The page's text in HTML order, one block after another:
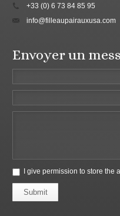
+33 (0) 6 73 84 85 95
info@filleaupairauxusa.com
Envoyer un
I give permission to store the
Submit